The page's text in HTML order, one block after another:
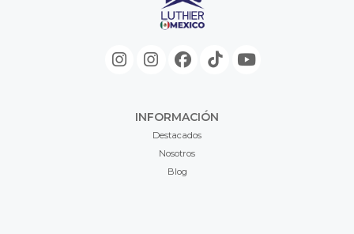
INFORMACIÓN
Destacados
Nosotros
Blog